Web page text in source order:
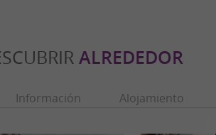
ALREDEDOR
Información Alojamiento